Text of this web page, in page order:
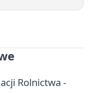
Rolnictwa -